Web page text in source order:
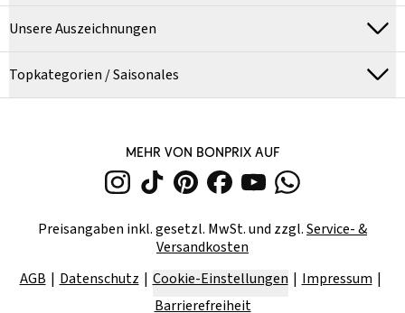
Unsere Auszeichnungen
Topkategorien / Saisonales
MEHR VON BONPRIX AUF
Preisangaben inkl. gesetzl. MwSt. und zzgl.Service- &
Versandkosten
AGB
Datenschutz Cookie-Einstellungen
Impressum
Barrierefreiheit